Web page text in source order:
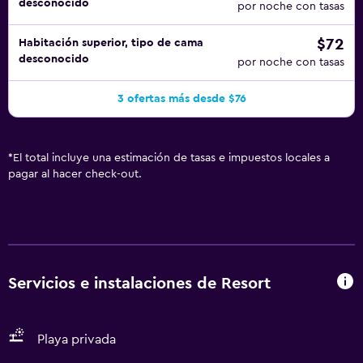
Terminal está apenas a un breve trayecto en coche del
resort.
desconocido
por noche con tasas
Habitación superior, tipo de cama
desconocido
$72
por noche con tasas
3 ofertas más desde $76
* El total incluye una estimación de tasas e impuestos locales a
pagar al hacer check-out.
Servicios e instalaciones de Resort
Playa privada